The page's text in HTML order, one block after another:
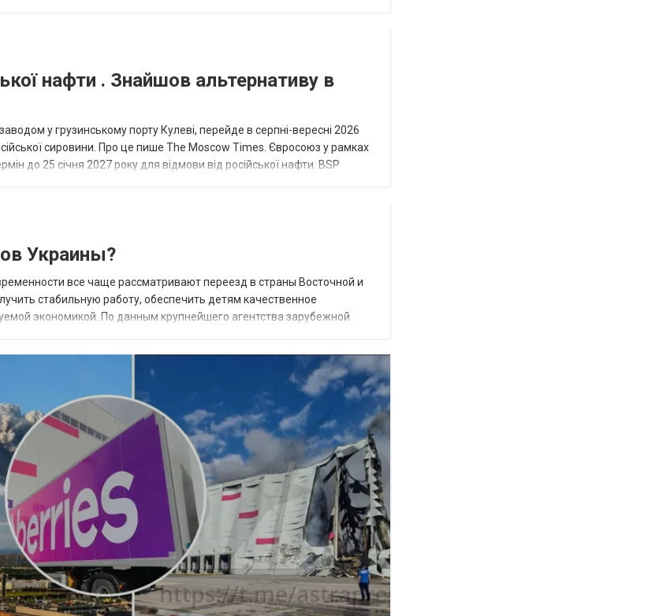
нафти . Знайшов альтернативу в
у грузинському порту Кулеві, перейде в серпні-вересні 2026
сировини. Про це пише The Moscow Times. Євросоюз у рамках
до 25 січня 2027 року для відмови від російської нафти. BSP
Украины?
все чаще рассматривают переезд в страны Восточной и
стабильную работу, обеспечить детям качественное
экономикой. По данным крупнейшего агентства зарубежной